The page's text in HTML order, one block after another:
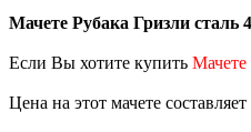
Мачете Рубака Гризли сталь
Если Вы хотите купить Мачете
Цена на этот мачете составляет